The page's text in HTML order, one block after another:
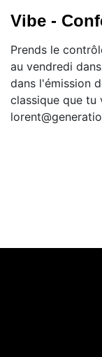
Vibe -
Prends le
au vendredi
dans l'émission
classique que tu